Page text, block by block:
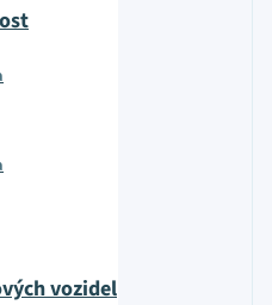
vozidel